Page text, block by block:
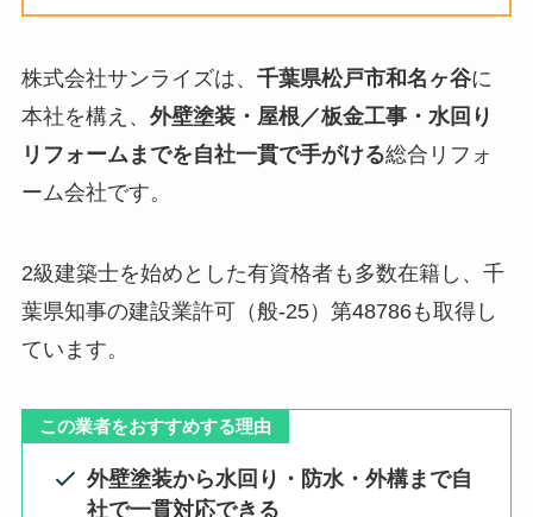
株式会社サンライズは、 千葉県松戸市和名ヶ谷に
本社を構え、 外壁塗装・屋根／板金工事・水回り
リフォームまでを自社一貫で手がける総合リフォ
ーム会社です。
2級建築士を始めとした有資格者も多数在籍し、千
葉県知事の建設業許可（般-25）第48786も取得し
ています。
この業者をおすすめする理由
外壁塗装から水回り・防水・外構まで自
社で一貫対応できる